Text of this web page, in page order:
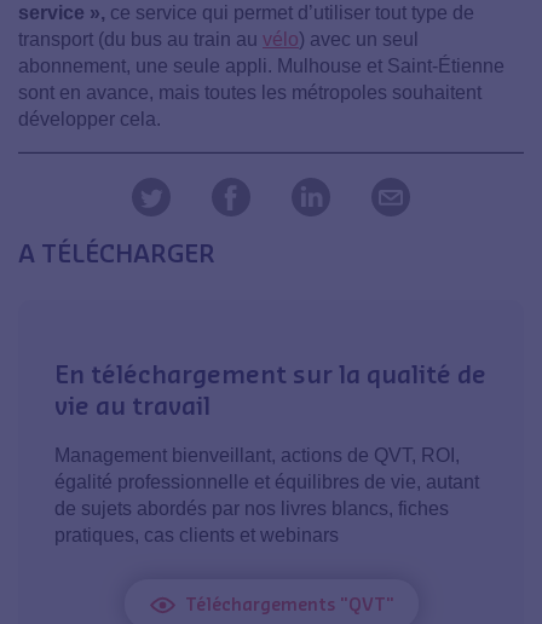
service », ce service qui permet d’utiliser tout type de
transport (du bus au train au vélo) avec un seul
abonnement, une seule appli. Mulhouse et Saint-Étienne
sont en avance, mais toutes les métropoles souhaitent
développer cela.
A TÉLÉCHARGER
En téléchargement sur la qualité de
vie au travail
Management bienveillant, actions de QVT, ROI,
égalité professionnelle et équilibres de vie, autant
de sujets abordés par nos livres blancs, fiches
pratiques, cas clients et webinars
Téléchargements "QVT"